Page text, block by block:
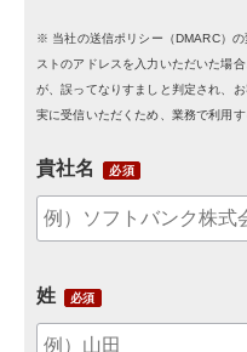
※ 当社の送信ポリシー（DMARC）
ストのアドレスを入力いただいた場
が、誤ってなりすましと判定され、
実に受信いただくため、業務で利用
貴社名
姓